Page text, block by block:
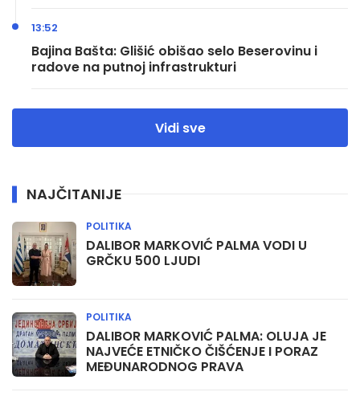
Bajina Bašta: Glišić obišao selo Beserovinu i
radove na putnoj infrastrukturi
13:52
Vidi sve
NAJČITANIJE
DALIBOR MARKOVIĆ PALMA VODI U
GRČKU 500 LJUDI
POLITIKA
DALIBOR MARKOVIĆ PALMA: OLUJA JE
NAJVEĆE ETNIČKO ČIŠĆENJE I PORAZ
MEĐUNARODNOG PRAVA
POLITIKA